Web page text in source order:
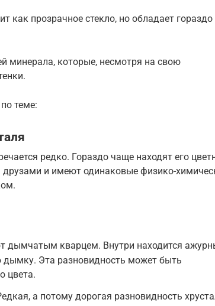
как прозрачное стекло, но обладает гораздо
минерала, которые, несмотря на свою
теме:
редко. Гораздо чаще находят его
друзами и имеют одинаковые физико-
дымчатым кварцем. Внутри находится
Эта разновидность может быть
цвета.
а потому дорогая разновидность